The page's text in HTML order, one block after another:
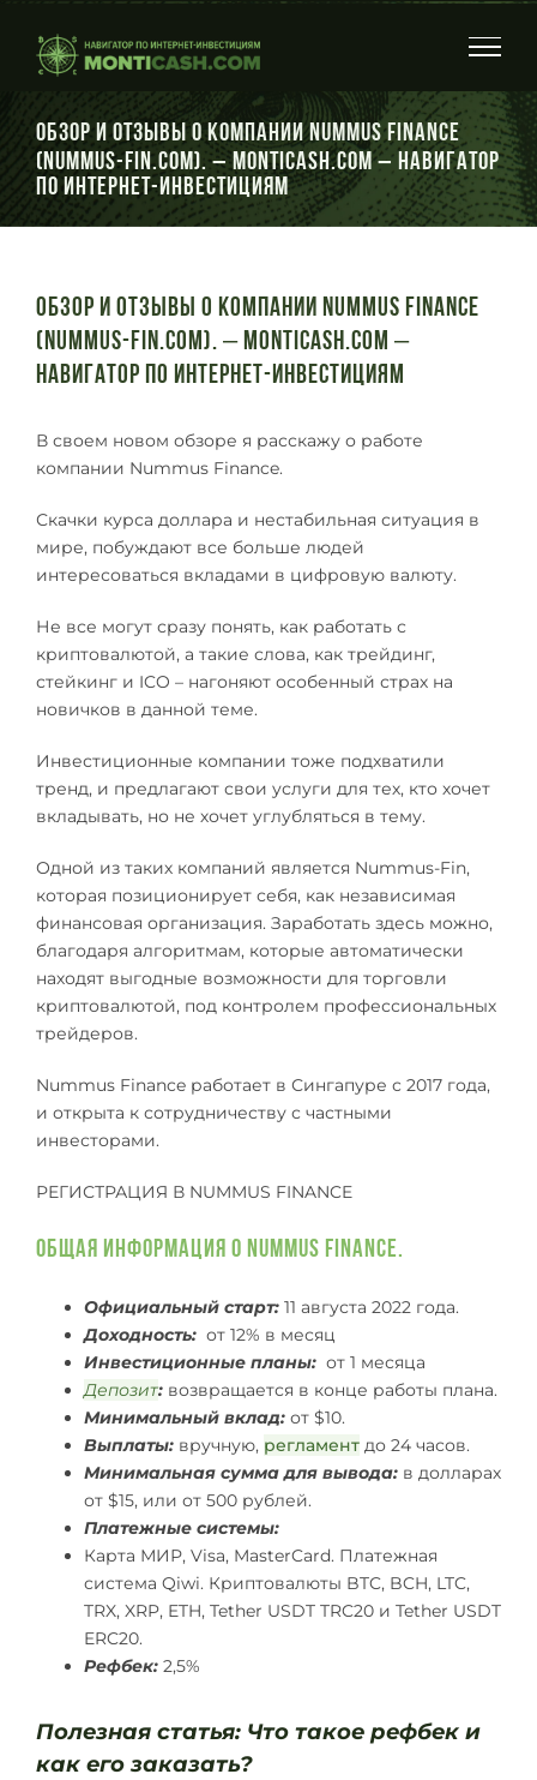
content
Обзор и отзывы о компании Nummus Finance
(Nummus-fin.com). – Monticash.com – Навигатор
по интернет-инвестициям
Обзор и отзывы о компании Nummus Finance
(Nummus-fin.com). – Monticash.com –
Навигатор по интернет-инвестициям
В своем новом обзоре я расскажу о работе
компании Nummus Finance.
Скачки курса доллара и нестабильная ситуация в
мире, побуждают все больше людей
интересоваться вкладами в цифровую валюту.
Не все могут сразу понять, как работать с
криптовалютой, а такие слова, как трейдинг,
стейкинг и ICO – нагоняют особенный страх на
новичков в данной теме.
Инвестиционные компании тоже подхватили
тренд, и предлагают свои услуги для тех, кто хочет
вкладывать, но не хочет углубляться в тему.
Одной из таких компаний является Nummus-Fin,
которая позиционирует себя, как независимая
финансовая организация. Заработать здесь можно,
благодаря алгоритмам, которые автоматически
находят выгодные возможности для торговли
криптовалютой, под контролем профессиональных
трейдеров.
Nummus Finance работает в Сингапуре с 2017 года,
и открыта к сотрудничеству с частными
инвесторами.
РЕГИСТРАЦИЯ В NUMMUS FINANCE
Общая информация о Nummus Finance.
Официальный старт: 11 августа 2022 года.
Доходность: от 12% в месяц
Инвестиционные планы: от 1 месяца
Депозит: возвращается в конце работы плана.
Минимальный вклад: от $10.
Выплаты: вручную, регламент до 24 часов.
Минимальная сумма для вывода: в долларах
от $15, или от 500 рублей.
Платежные системы:
Карта МИР, Visa, MasterCard. Платежная
система Qiwi. Криптовалюты BTC, BCH, LTC,
TRX, XRP, ETH, Tether USDT TRC20 и Tether USDT
ERC20.
Рефбек: 2,5%
Полезная статья: Что такое рефбек и
как его заказать?